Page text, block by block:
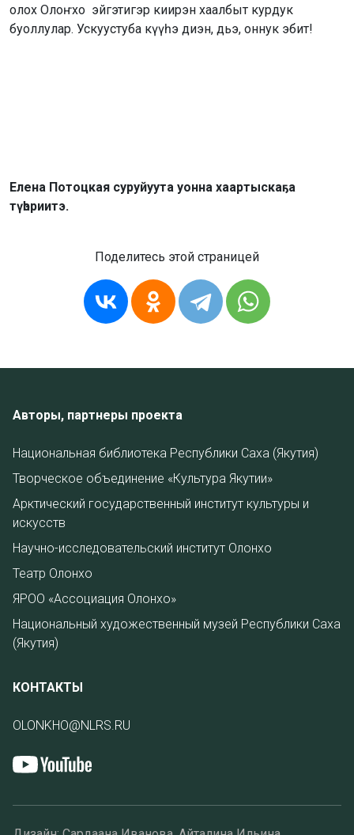
олох Олоҥхо эйгэтигэр киирэн хаалбыт курдук
буоллулар. Ускуустуба күүһэ диэн, дьэ, оннук эбит!
Елена Потоцкая суруйуута уонна хаартыскаҕа
түһэриитэ.
Поделитесь этой страницей
Авторы, партнеры проекта
Национальная библиотека Республики Саха (Якутия)
Творческое объединение «Культура Якутии»
Арктический государственный институт культуры и
искусств
Научно-исследовательский институт Олонхо
Театр Олонхо
ЯРОО «Ассоциация Олонхо»
Национальный художественный музей Республики Саха
(Якутия)
КОНТАКТЫ
OLONKHO@NLRS.RU